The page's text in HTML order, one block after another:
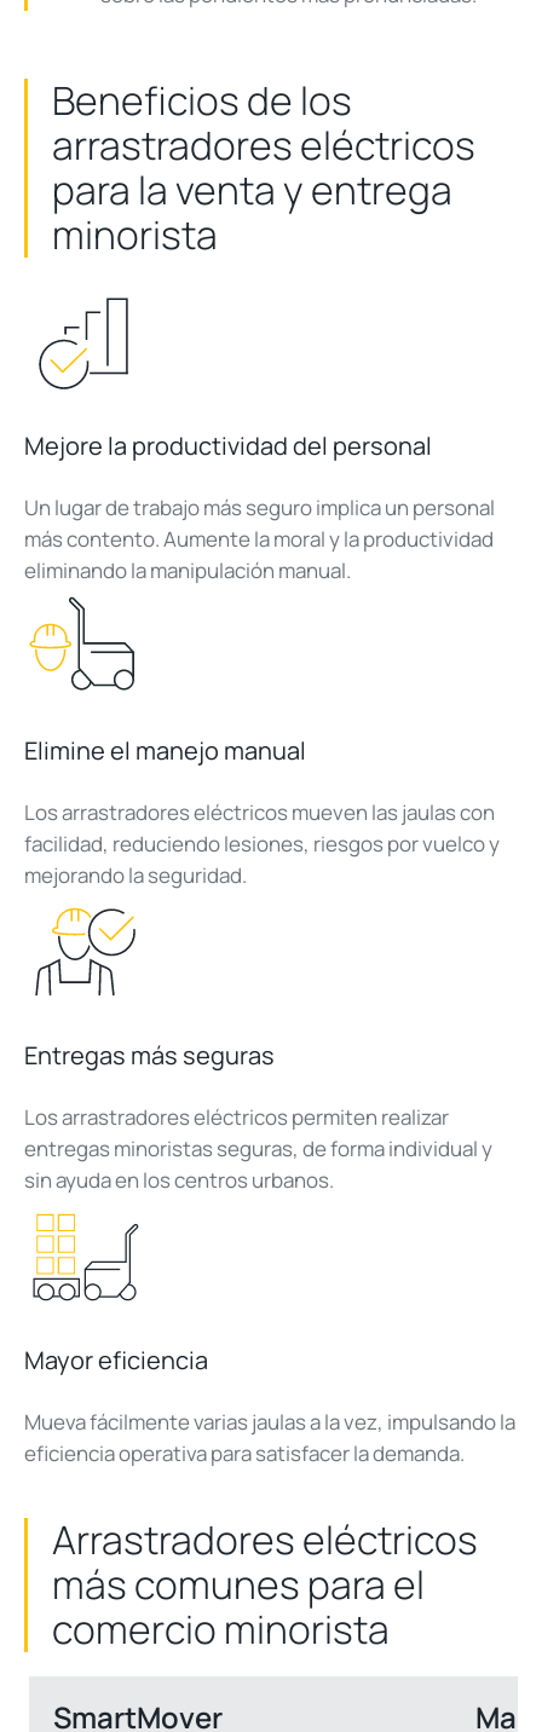
Beneficios de los
arrastradores eléctricos
para la venta y entrega
minorista
Mejore la productividad del personal
Un lugar de trabajo más seguro implica un personal
más contento. Aumente la moral y la productividad
eliminando la manipulación manual.
Elimine el manejo manual
Los arrastradores eléctricos mueven las jaulas con
facilidad, reduciendo lesiones, riesgos por vuelco y
mejorando la seguridad.
Entregas más seguras
Los arrastradores eléctricos permiten realizar
entregas minoristas seguras, de forma individual y
sin ayuda en los centros urbanos.
Mayor eficiencia
Mueva fácilmente varias jaulas a la vez, impulsando la
eficiencia operativa para satisfacer la demanda.
Arrastradores eléctricos
más comunes para el
comercio minorista
SmartMover